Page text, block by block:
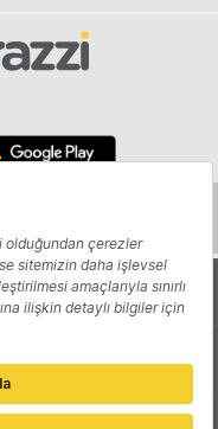
Yazarlar
Reklam